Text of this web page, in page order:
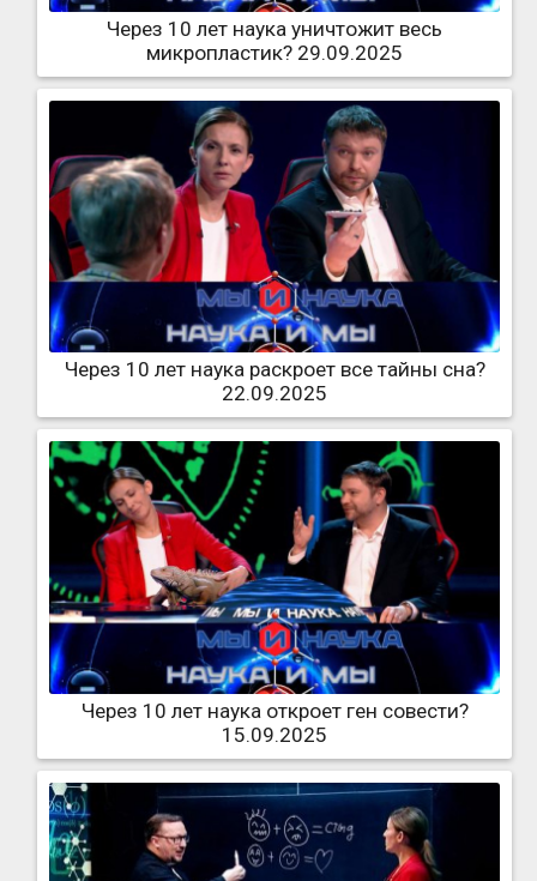
Через 10 лет наука уничтожит весь
микропластик? 29.09.2025
Через 10 лет наука раскроет все тайны сна?
22.09.2025
Через 10 лет наука откроет ген совести?
15.09.2025